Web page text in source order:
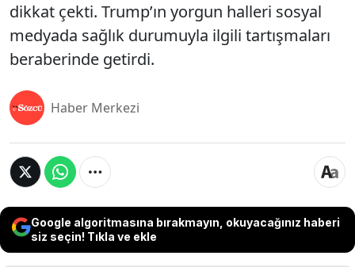
dikkat çekti. Trump’ın yorgun halleri sosyal
medyada sağlık durumuyla ilgili tartışmaları
beraberinde getirdi.
Haber Merkezi
Google algoritmasına bırakmayın, okuyacağınız haberi
siz seçin! Tıkla ve ekle